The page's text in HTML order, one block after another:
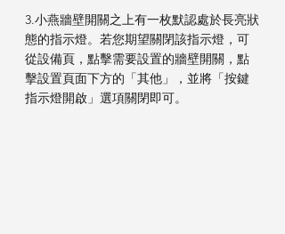
3.小燕牆壁開關之上有一枚默認處於長亮狀
態的指示燈。若您期望關閉該指示燈，可
從設備頁，點擊需要設置的牆壁開關，點
擊設置頁面下方的「其他」，並將「按鍵
指示燈開啟」選項關閉即可。